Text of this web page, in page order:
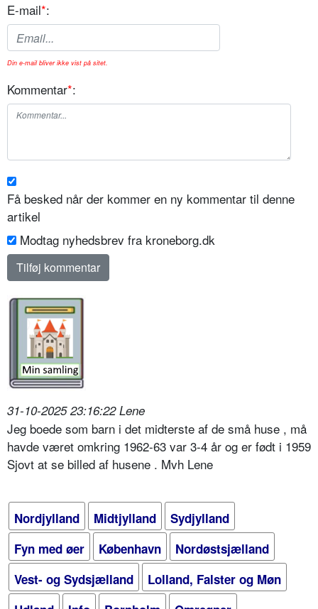
E-mail*:
Din e-mail bliver ikke vist på sitet.
Kommentar*:
Få besked når der kommer en ny kommentar til denne
artikel
Modtag nyhedsbrev fra kroneborg.dk
31-10-2025 23:16:22 Lene
Jeg boede som barn i det midterste af de små huse , må
havde været omkring 1962-63 var 3-4 år og er født i 1959
Sjovt at se billed af husene . Mvh Lene
Nordjylland Midtjylland
Sydjylland
Fyn med øer
København
Nordøstsjælland
Vest- og Sydsjælland
Lolland, Falster og Møn